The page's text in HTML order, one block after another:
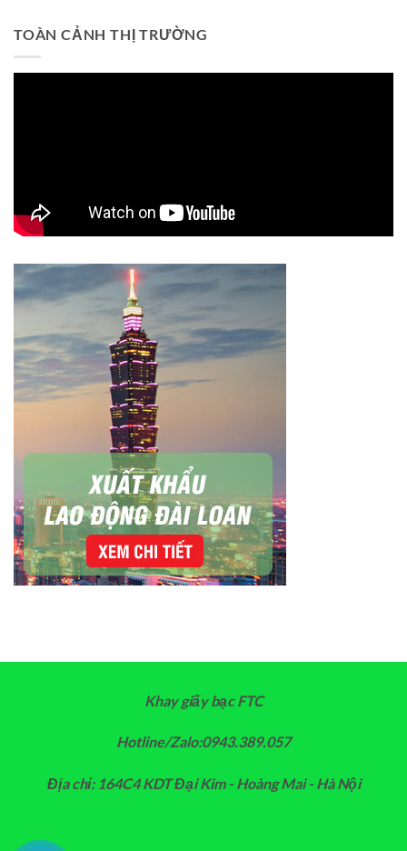
TOÀN CẢNH THỊ TRƯỜNG
Khay giấy bạc FTC
Hotline/Zalo:0943.389.057
Địa chỉ: 164C4 KDT Đại Kim - Hoàng Mai - Hà Nội